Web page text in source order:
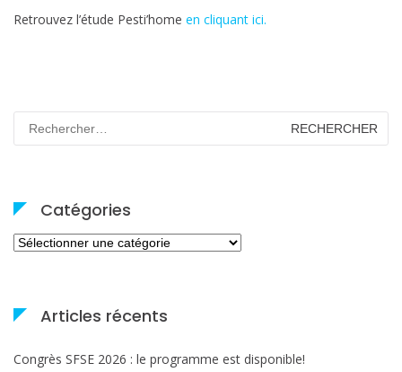
Retrouvez l’étude Pesti’home en cliquant ici.
Rechercher :
Catégories
Catégories
Articles récents
Congrès SFSE 2026 : le programme est disponible!